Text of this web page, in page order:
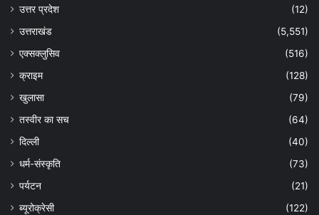
उत्तर प्रदेश
(12)
उत्तराखंड
(5,551)
एक्सक्लुसिव
(516)
क्राइम
(128)
खुलासा
(79)
तस्वीर का सच
(64)
दिल्ली
(40)
धर्म-संस्कृति
(73)
पर्यटन
(21)
ब्यूरोक्रेसी
(122)